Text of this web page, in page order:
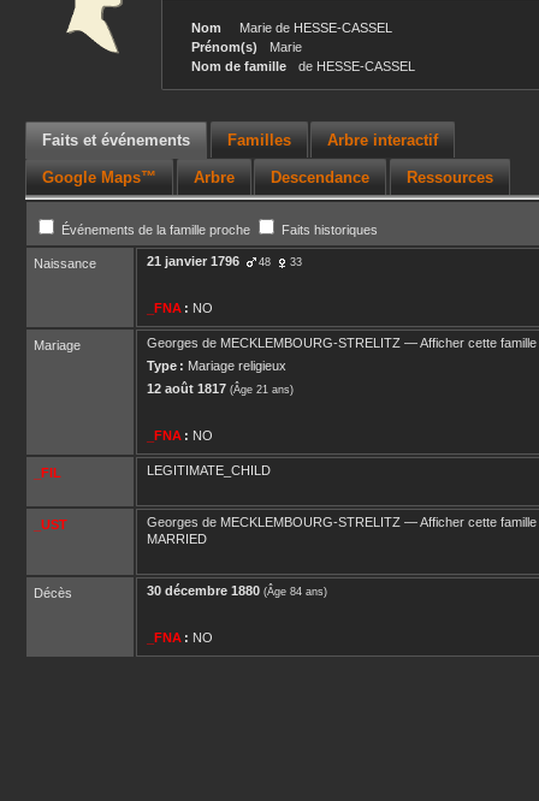
Nom Marie de HESSE-CASSEL
Prénom(s)
Marie
Nom de famille
de HESSE-CASSEL
Faits et événements Familles Arbre interactif
Google Maps™ Arbre Descendance Ressources
Événements de la famille proche Faits historiques
Naissance 21 janvier 1796 48 33
_FNA : NO
Mariage Georges de MECKLEMBOURG-STRELITZ —Afficher cette famille
Type : Mariage religieux
12 août 1817 (Âge 21 ans)
_FNA : NO
_FIL LEGITIMATE_CHILD
_UST Georges de MECKLEMBOURG-STRELITZ —Afficher cette famille
MARRIED
Décès 30 décembre 1880 (Âge 84 ans)
_FNA : NO